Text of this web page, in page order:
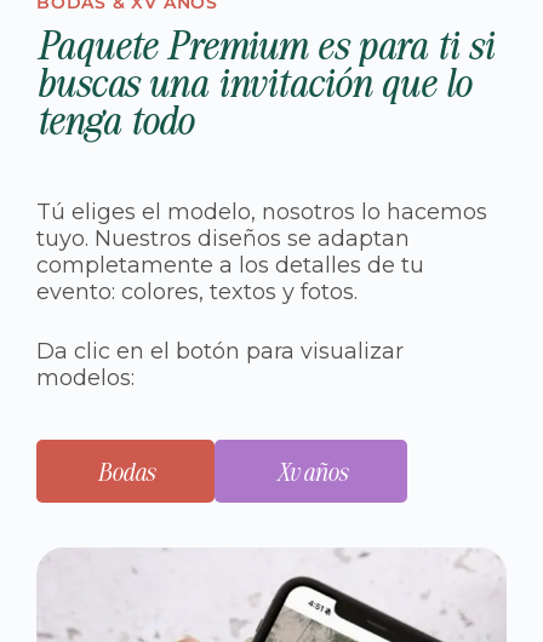
Paquete Premium es para ti si
buscas una invitación que lo
tenga todo
Tú eliges el modelo, nosotros lo hacemos
tuyo. Nuestros diseños se adaptan
completamente a los detalles de tu
evento: colores, textos y fotos.
Da clic en el botón para visualizar
modelos:
Bodas Xv años